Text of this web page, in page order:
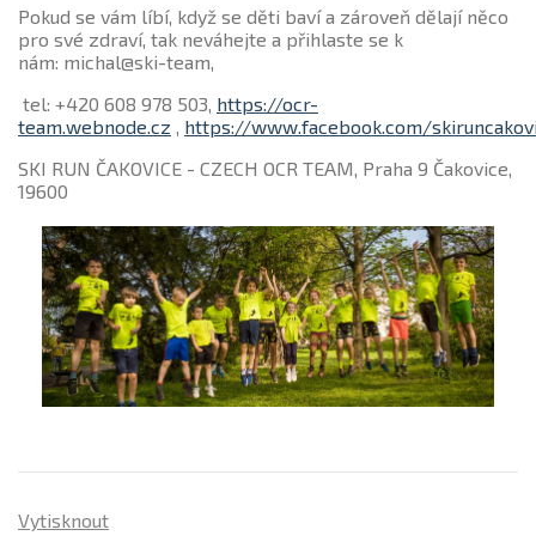
Pokud se vám líbí, když se děti baví a zároveň dělají něco
pro své zdraví, tak neváhejte a přihlaste se k
nám: michal@ski-team,
tel: +420 608 978 503, https://ocr-
team.webnode.cz , https://www.facebook.com/
SKI RUN ČAKOVICE - CZECH OCR TEAM, Praha 9 Čakovice,
19600
Vytisknout